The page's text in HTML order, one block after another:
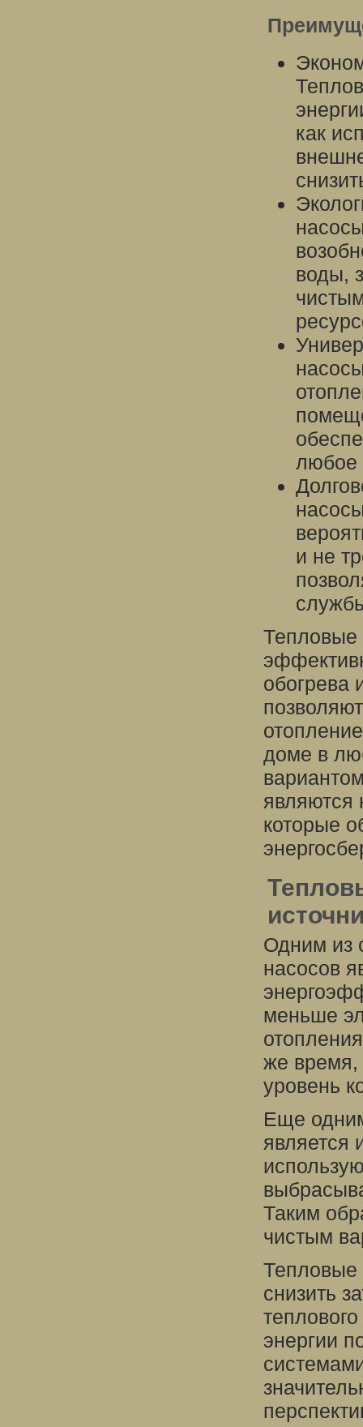
как
воды,
любое
и не
Тепловые
обогрева
доме в
являются
которые
Одним из
насосов
меньше
же время,
уровень
Еще
является
Таким
чистым
Тепловые
снизить
энергии